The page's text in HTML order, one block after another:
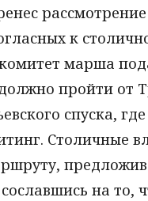
к
марша
пройти
спуска,
Столичные
на то,